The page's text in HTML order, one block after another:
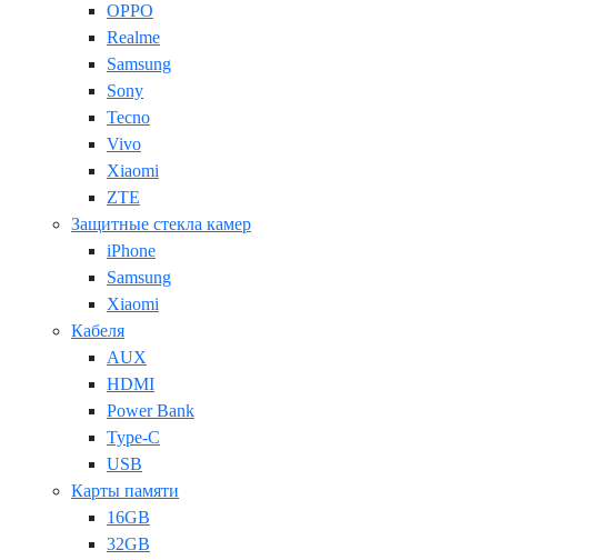
OPPO
Realme
Samsung
Sony
Tecno
Vivo
Xiaomi
ZTE
Защитные стекла камер
iPhone
Samsung
Xiaomi
Кабеля
AUX
HDMI
Power Bank
Type-C
USB
Карты памяти
16GB
32GB